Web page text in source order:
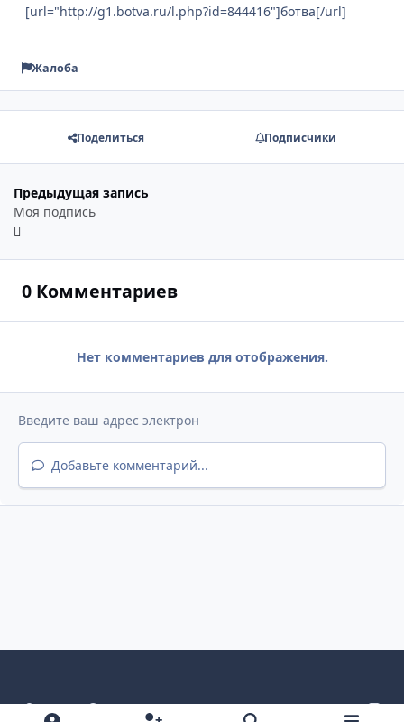
[url="http://g1.botva.ru/l.php?id=844416"]ботва[/url]
Жалоба
Поделиться Подписчики
Предыдущая запись
Моя подпись
0 Комментариев
Нет комментариев для отображения.
Добавьте комментарий...
Светлый режим
Темный режим
Как в системе
v